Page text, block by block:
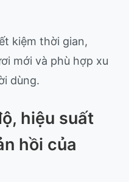
kiệm thời gian,
mới và phù hợp xu
dùng.
hiệu suất
hồi của